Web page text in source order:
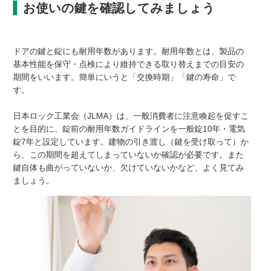
お使いの鍵を確認してみましょう
ドアの鍵と錠にも耐用年数があります。耐用年数とは、製品の
基本性能を保守・点検により維持できる取り替えまでの目安の
期間をいいます。簡単にいうと「交換時期」「鍵の寿命」で
す。
日本ロック工業会（JLMA）は、一般消費者に注意喚起を促すこ
とを目的に、錠前の耐用年数ガイドラインを一般錠10年・電気
錠7年と設定しています。建物の引き渡し（鍵を受け取って）か
ら、この期間を超えてしまっていないか確認が必要です。また
鍵自体も曲がっていないか、欠けていないかなど、よく見てみ
ましょう。